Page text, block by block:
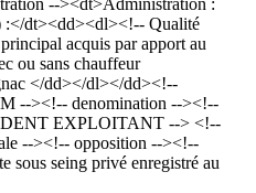
:</dt><dd><dl><!-- Qualité
acquis par apport au
ou sans chauffeur
</dd></dl></dd><!--
--><!-- denomination --><!--
EXPLOITANT --> <!--
--><!-- opposition --><!--
sous seing privé enregistré au